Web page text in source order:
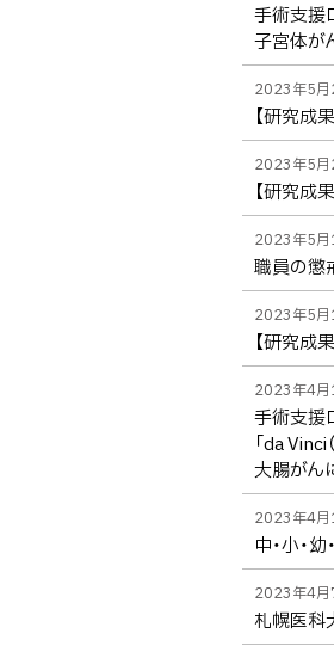
手術支援
子宮体が
2023年5月
【研究成
2023年5月
【研究成
2023年5月
職員の懲
2023年5月
【研究成
2023年4月
手術支援
「da
大腸がん
2023年4月
中・小・
2023年4月
札幌医科